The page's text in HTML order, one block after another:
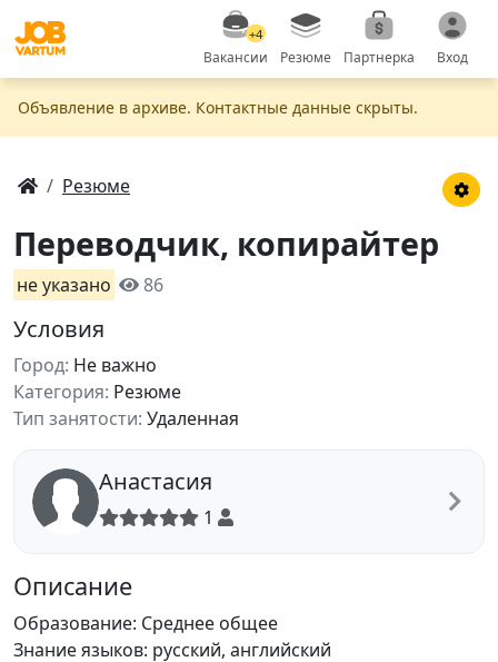
+4
Вакансии Резюме Партнерка Вход
Объявление в apxивe. Контактные данные скрыты.
Резюме
Переводчик, копирайтер
не указано 86
Условия
Город: Не важно
Категория: Резюме
Тип занятости: Удаленная
Анастасия
1
Описание
Образование: Среднее общее
Знание языков: русский, английский